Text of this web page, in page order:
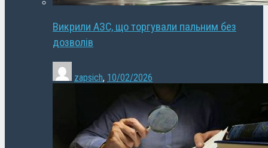
Викрили АЗС, що торгували пальним без
дозволів
zapsich, 10/02/2026